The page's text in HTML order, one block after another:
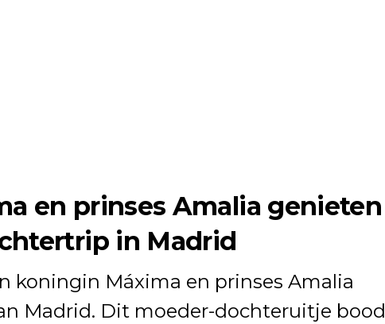
en prinses Amalia genieten
in Madrid
koningin Máxima en prinses Amalia
Madrid. Dit moeder-dochteruitje bood